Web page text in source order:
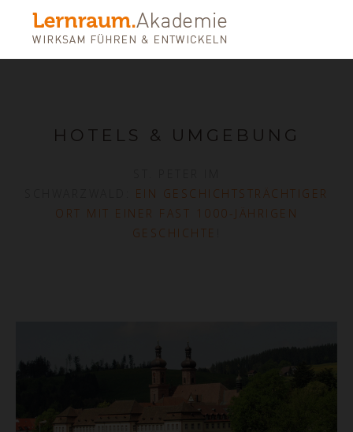
HOTELS & UMGEBUNG
EIN GESCHICHTSTRÄCHTIGER
ORT MIT EINER FAST 1000-JÄHRIGEN
GESCHICHTE